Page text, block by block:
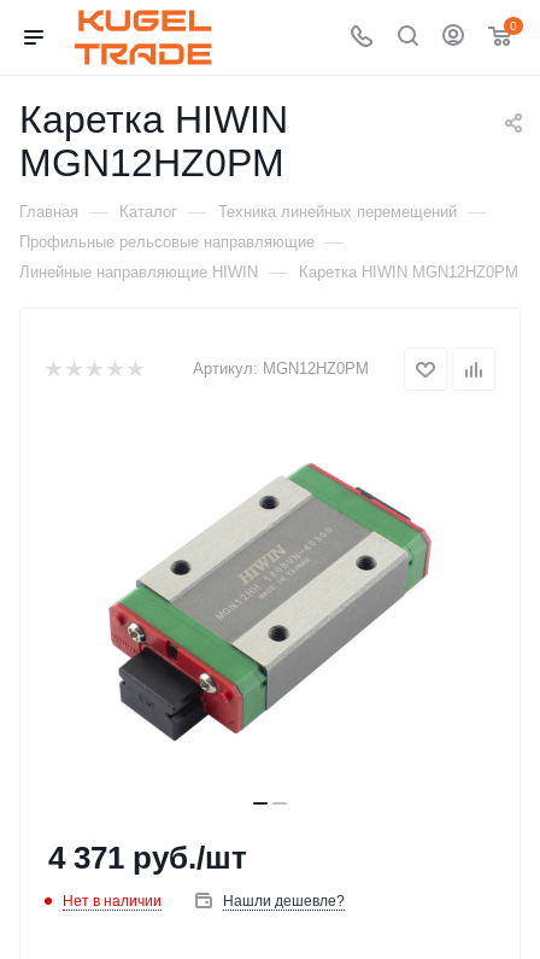
0
Каретка HIWIN
MGN12HZ0PM
Главная — Каталог — Техника линейных перемещений —
Профильные рельсовые направляющие —
Линейные направляющие HIWIN — Каретка HIWIN MGN12HZ0PM
Артикул: MGN12HZ0PM
4 371 руб./шт
Нет в наличии Нашли дешевле?